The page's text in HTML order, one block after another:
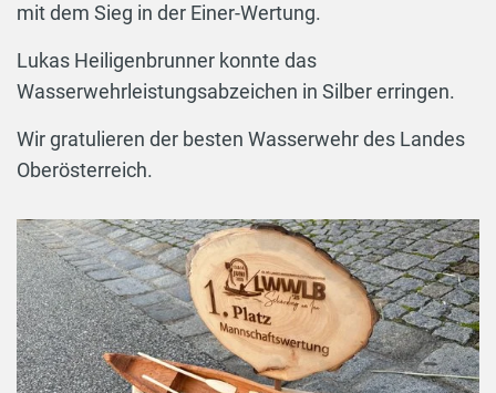
mit dem Sieg in der Einer-Wertung.
Lukas Heiligenbrunner konnte das
Wasserwehrleistungsabzeichen in Silber erringen.
Wir gratulieren der besten Wasserwehr des Landes
Oberösterreich.